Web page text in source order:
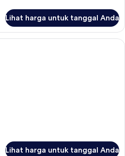
Lihat harga untuk tanggal Anda
Kamar Standar | Brankas, meja
Lihat harga untuk tanggal Anda